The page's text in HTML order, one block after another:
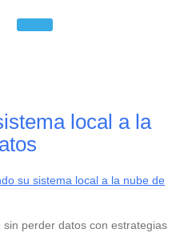
local a la
perder datos con estrategias